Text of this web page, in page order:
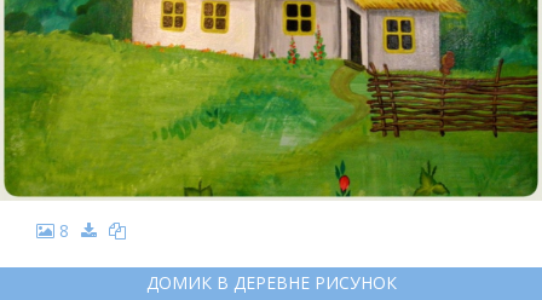
8
ДОМИК В ДЕРЕВНЕ РИСУНОК